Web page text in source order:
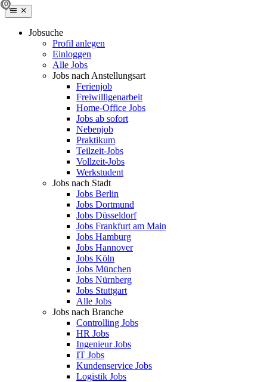
Jobsuche
Profil anlegen
Einloggen
Alle Jobs
Jobs nach Anstellungsart
Ferienjob
Freiwilligenarbeit
Home-Office Jobs
Jobs ab sofort
Nebenjob
Praktikum
Teilzeit-Jobs
Vollzeit-Jobs
Werkstudent
Jobs nach Stadt
Jobs Berlin
Jobs Dortmund
Jobs Düsseldorf
Jobs Frankfurt am Main
Jobs Hamburg
Jobs Hannover
Jobs Köln
Jobs München
Jobs Nürnberg
Jobs Stuttgart
Alle Jobs
Jobs nach Branche
Controlling Jobs
HR Jobs
Ingenieur Jobs
IT Jobs
Kundenservice Jobs
Logistik Jobs